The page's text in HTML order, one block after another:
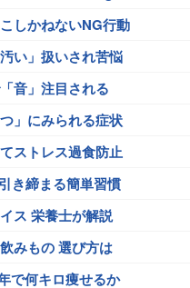
しかねないNG行動
い」扱いされ苦悩
音」注目される
」にみられる症状
ストレス過食防止
き締まる簡単習慣
ス 栄養士が解説
みもの 選び方は
で何キロ痩せるか